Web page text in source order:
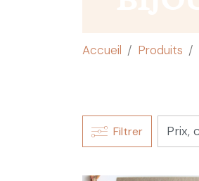
Accueil Produits
Filtrer